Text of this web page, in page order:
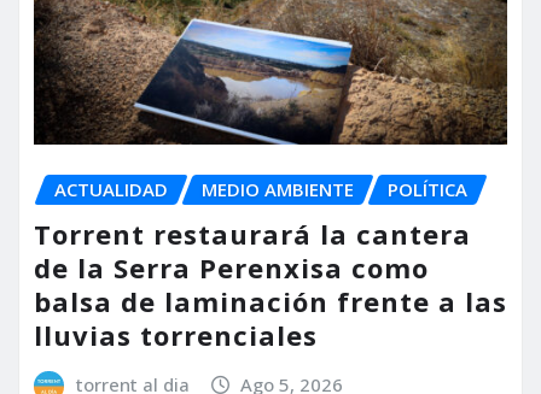
ACTUALIDAD MEDIO AMBIENTE POLÍTICA
Torrent restaurará la cantera
de la Serra Perenxisa como
balsa de laminación frente a las
lluvias torrenciales
torrent al dia Ago 5, 2026